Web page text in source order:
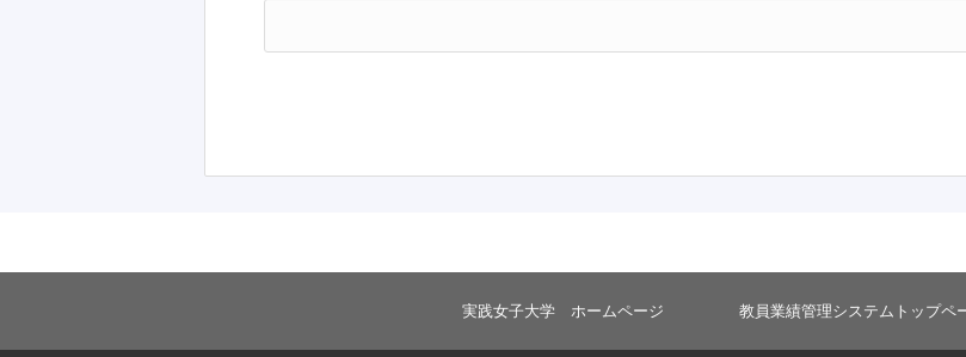
実践女子大学 ホームページ 教員業績管理システムトップペ